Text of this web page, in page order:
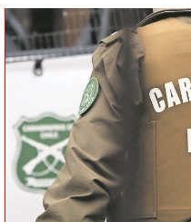
Entretención
Economía
Deportes
Tecnología
Sostenibilidad